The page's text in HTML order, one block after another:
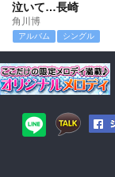
泣いて…長崎
角川博
アルバム シングル